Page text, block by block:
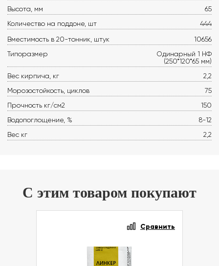
Высота, мм
65
Количество на поддоне, шт
444
Вместимость в 20-тонник, штук
10656
Типоразмер
Одинарный 1 НФ
(250*120*65 мм)
Вес кирпича, кг
2,2
Морозостойкость, циклов
75
Прочность кг/см2
150
Водопоглощение, %
8-12
Вес кг
2,2
С этим товаром покупают
Сравнить